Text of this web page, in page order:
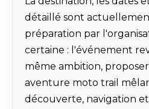
détaillé sont
préparation par
certaine : l'événement
même ambition,
aventure moto trail
découverte, navigation